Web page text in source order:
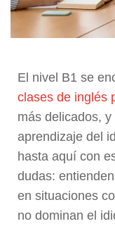
El nivel B1 se
clases de inglés
más delicados,
aprendizaje del
hasta aquí con
dudas:
en situaciones
no dominan el